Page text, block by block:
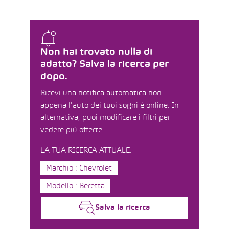
Non hai trovato nulla di
adatto? Salva la ricerca per
dopo.
Ricevi una notifica automatica non
appena l'auto dei tuoi sogni è online. In
alternativa, puoi modificare i filtri per
vedere più offerte.
LA TUA RICERCA ATTUALE:
Marchio : Chevrolet
Modello : Beretta
Salva la ricerca